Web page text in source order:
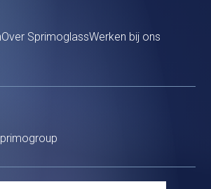
Over SprimoglassWerken bij ons